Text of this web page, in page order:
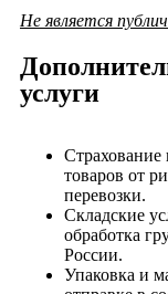
Не является
услуги
Страхование
товаров от
перевозки.
Складские
обработка
России.
Упаковка и